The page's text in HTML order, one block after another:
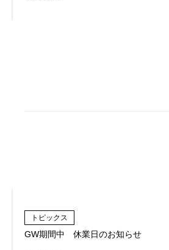
トピックス
GW期間中 休業日のお知らせ